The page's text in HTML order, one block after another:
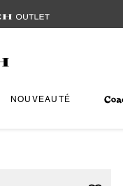
NOUVEAUTÉ